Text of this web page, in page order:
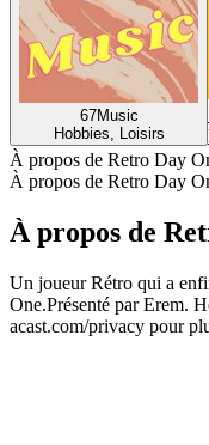
67Music
Hobbies, Loisirs
À propos de Retro Day
À propos de Retro Day
À propos de
Un joueur Rétro qui a
One.Présenté par Erem.
acast.com/privacy pour